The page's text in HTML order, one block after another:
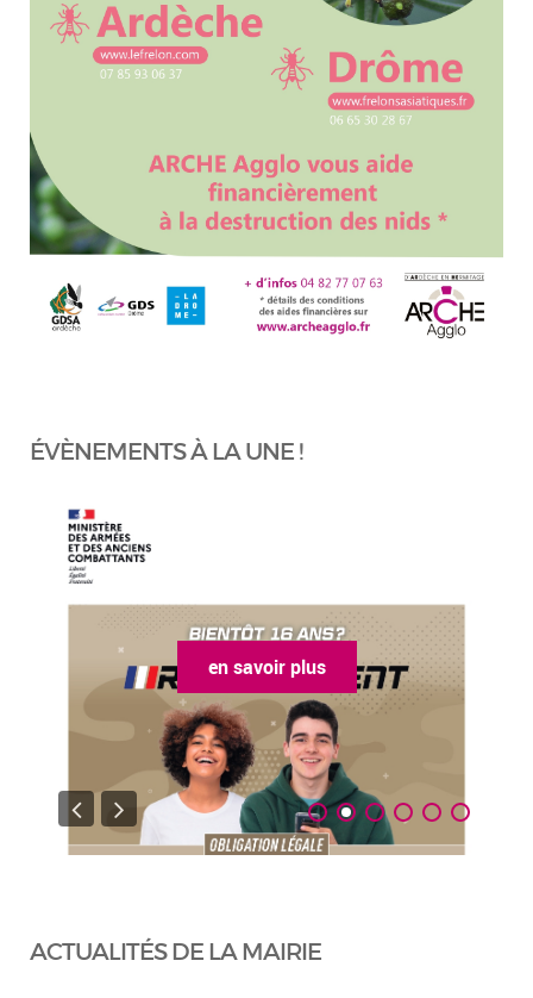
ÉVÈNEMENTS À LA UNE !
en savoir plus
ACTUALITÉS DE LA MAIRIE